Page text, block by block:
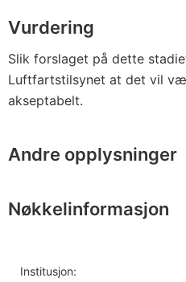
Vurdering
Slik forslaget på dette
Luftfartstilsynet at det vil
akseptabelt.
Andre opplysninger
Nøkkelinformasjon
Institusjon: